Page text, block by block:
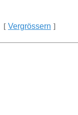
[ Vergrössern ]